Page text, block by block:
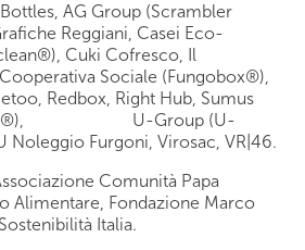
AG Group (Scrambler
Reggiani, Casei Eco-
Cuki Cofresco, Il
Sociale (Fungobox®),
Redbox, Right Hub, Sumus
U-Group (U-
Noleggio Furgoni, Virosac, VR|46.
Comunità Papa
Alimentare, Fondazione Marco
Italia.